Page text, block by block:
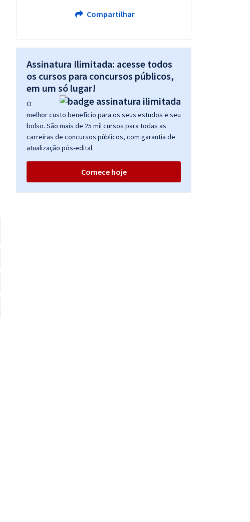
Compartilhar
Assinatura Ilimitada: acesse todos
os cursos para concursos públicos,
em um só lugar!
O
melhor custo benefício para os seus estudos e seu
bolso. São mais de 25 mil cursos para todas as
carreiras de concursos públicos, com garantia de
atualização pós-edital.
Comece hoje